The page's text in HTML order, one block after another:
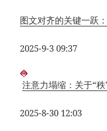
图文对齐的关键一跃
2025-9-3 09:37
注意力塌缩：关于“
2025-8-30 12:03